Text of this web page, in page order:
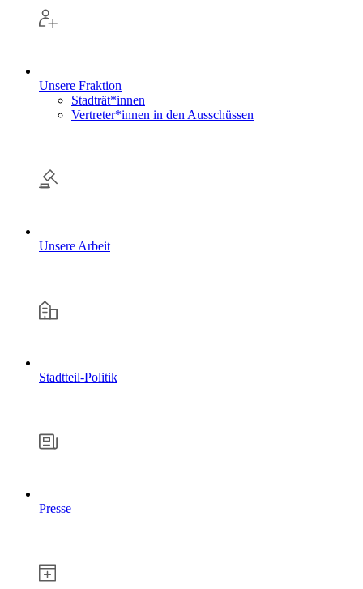
Unsere Fraktion
Stadträt*innen
Vertreter*innen in den Ausschüssen
Unsere Arbeit
Stadtteil-Politik
Presse